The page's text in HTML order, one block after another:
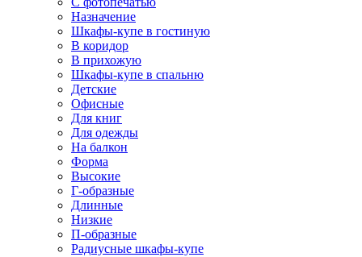
Назначение
Шкафы-купе в гостиную
В коридор
В прихожую
Шкафы-купе в спальню
Детские
Офисные
Для книг
Для одежды
На балкон
Форма
Высокие
Г-образные
Длинные
Низкие
П-образные
Радиусные шкафы-купе